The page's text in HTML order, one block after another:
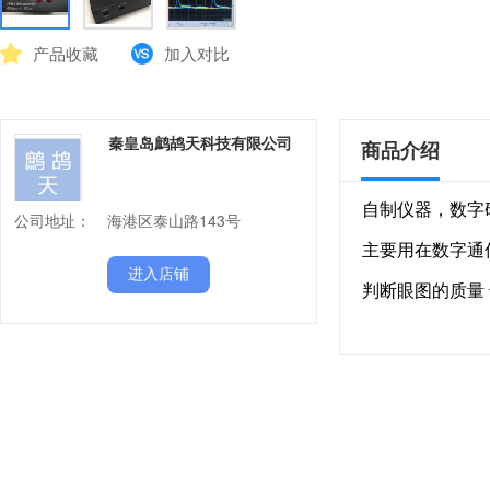
产品收藏 加入对比
秦皇岛鹧鸪天科技有限公司
公司地址： 海港区泰山路143号
进入店铺
商品介绍